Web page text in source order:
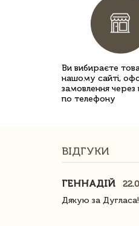
Ви вибираєте
нашому сайті,
замовлення через
по телефону
ВІДГУКИ
ГЕННАДІЙ
Дякую за Дугласа!